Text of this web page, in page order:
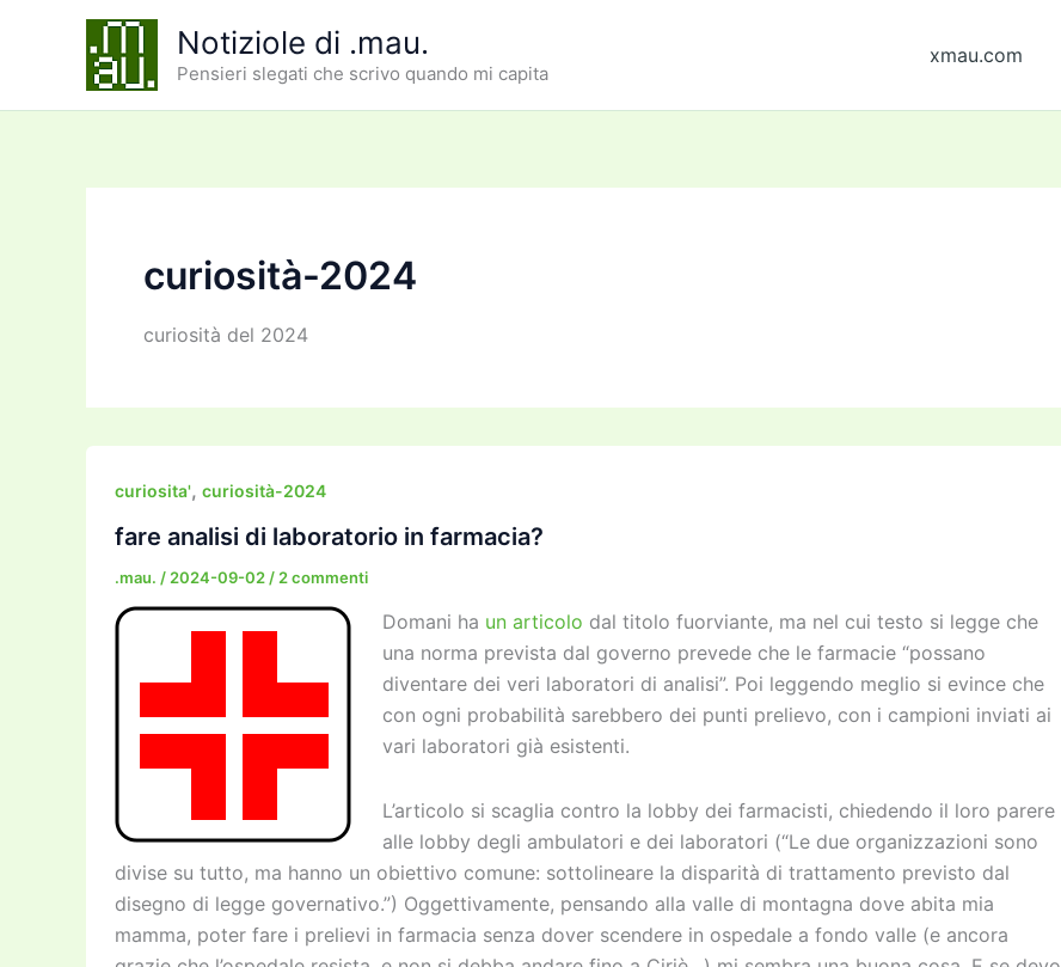
Notiziole di .mau.
Pensieri slegati che scrivo quando mi capita
xmau.com
curiosità-2024
curiosità del 2024
curiosita', curiosità-2024
fare analisi di laboratorio in farmacia?
.mau. / 2024-09-02 / 2 commenti
Domani ha un articolo dal titolo fuorviante, ma nel cui testo si legge che
una norma prevista dal governo prevede che le farmacie “possano
diventare dei veri laboratori di analisi”. Poi leggendo meglio si evince che
con ogni probabilità sarebbero dei punti prelievo, con i campioni inviati ai
vari laboratori già esistenti.
L’articolo si scaglia contro la lobby dei farmacisti, chiedendo il loro parere
alle lobby degli ambulatori e dei laboratori (“Le due organizzazioni sono
divise su tutto, ma hanno un obiettivo comune: sottolineare la disparità di trattamento previsto dal
disegno di legge governativo.”) Oggettivamente, pensando alla valle di montagna dove abita mia
mamma, poter fare i prelievi in farmacia senza dover scendere in ospedale a fondo valle (e ancora